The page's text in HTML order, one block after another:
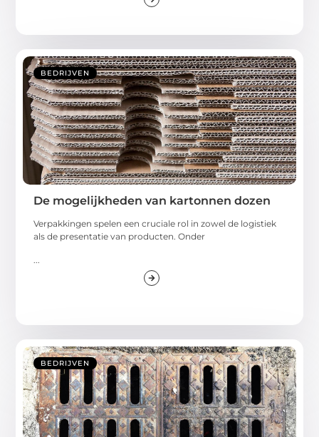
BEDRIJVEN
De mogelijkheden van kartonnen dozen
Verpakkingen spelen een cruciale rol in zowel de logistiek
als de presentatie van producten. Onder
BEDRIJVEN